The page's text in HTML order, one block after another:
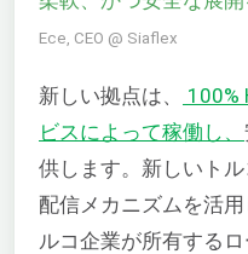
Ece, CEO @ Siaflex
新しい拠点は、
100%
ビスによって稼働し、
供します。新しいト
配信メカニズムを活用
ルコ企業が所有する